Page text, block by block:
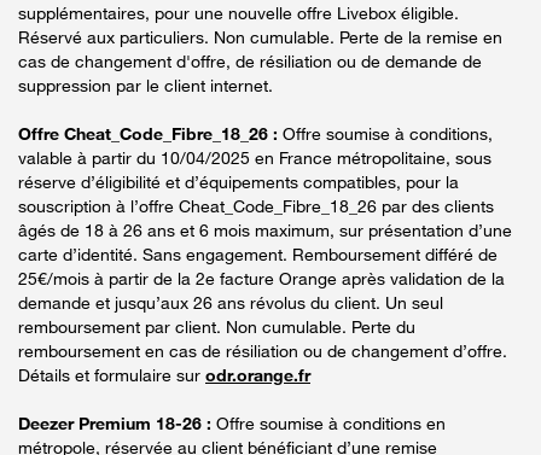
supplémentaires, pour une nouvelle offre Livebox éligible.
Réservé aux particuliers. Non cumulable. Perte de la remise en
cas de changement d'offre, de résiliation ou de demande de
suppression par le client internet.
Offre Cheat_Code_Fibre_18_26 : Offre soumise à conditions,
valable à partir du 10/04/2025 en France métropolitaine, sous
réserve d’éligibilité et d’équipements compatibles, pour la
souscription à l’offre Cheat_Code_Fibre_18_26 par des clients
âgés de 18 à 26 ans et 6 mois maximum, sur présentation d’une
carte d’identité. Sans engagement. Remboursement différé de
25€/mois à partir de la 2e facture Orange après validation de la
demande et jusqu’aux 26 ans révolus du client. Un seul
remboursement par client. Non cumulable. Perte du
remboursement en cas de résiliation ou de changement d’offre.
Détails et formulaire sur odr.orange.fr
Deezer Premium 18-26 : Offre soumise à conditions en
métropole, réservée au client bénéficiant d’une remise